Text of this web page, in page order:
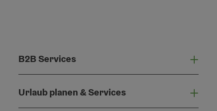
B2B Services
Urlaub planen & Services